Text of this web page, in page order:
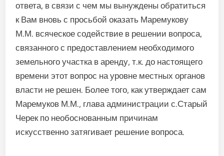
ответа, в связи с чем мы вынуждены обратиться
к Вам вновь с просьбой оказать Маремукову
М.М. всяческое содействие в решении вопроса,
связанного с предоставлением необходимого
земельного участка в аренду, т.к. до настоящего
времени этот вопрос на уровне местных органов
власти не решен. Более того, как утверждает сам
Маремуков М.М., глава администрации с.Старый
Черек по необоснованным причинам
искусственно затягивает решение вопроса.